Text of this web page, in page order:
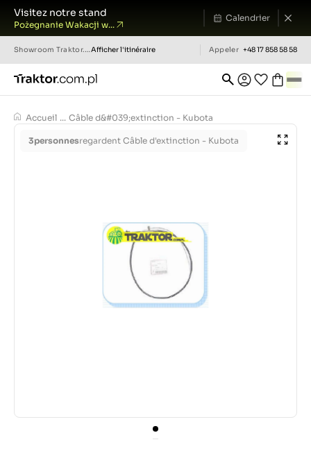
Visitez notre stand
Pożegnanie Wakacji w...
Calendrier
Showroom Traktor.com.pl Afficher l'itinéraire Appeler +48 17 858 58 58
Accueil ... Câble d&#039;extinction - Kubota
3personnesregardent Câble d'extinction - Kubota